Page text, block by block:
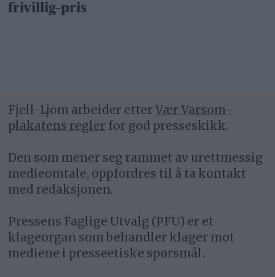
frivillig-pris
Fjell-Ljom arbeider etterVær Varsom-
plakatens regler for god presseskikk.
Den som mener seg rammet av urettmessig
medieomtale, oppfordres til å ta kontakt
med redaksjonen.
Pressens Faglige Utvalg (PFU) er et
klageorgan som behandler klager mot
mediene i presseetiske spørsmål.